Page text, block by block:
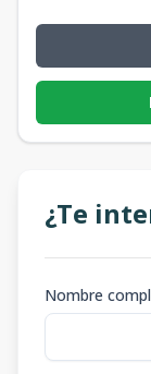
¿Te
Nombre